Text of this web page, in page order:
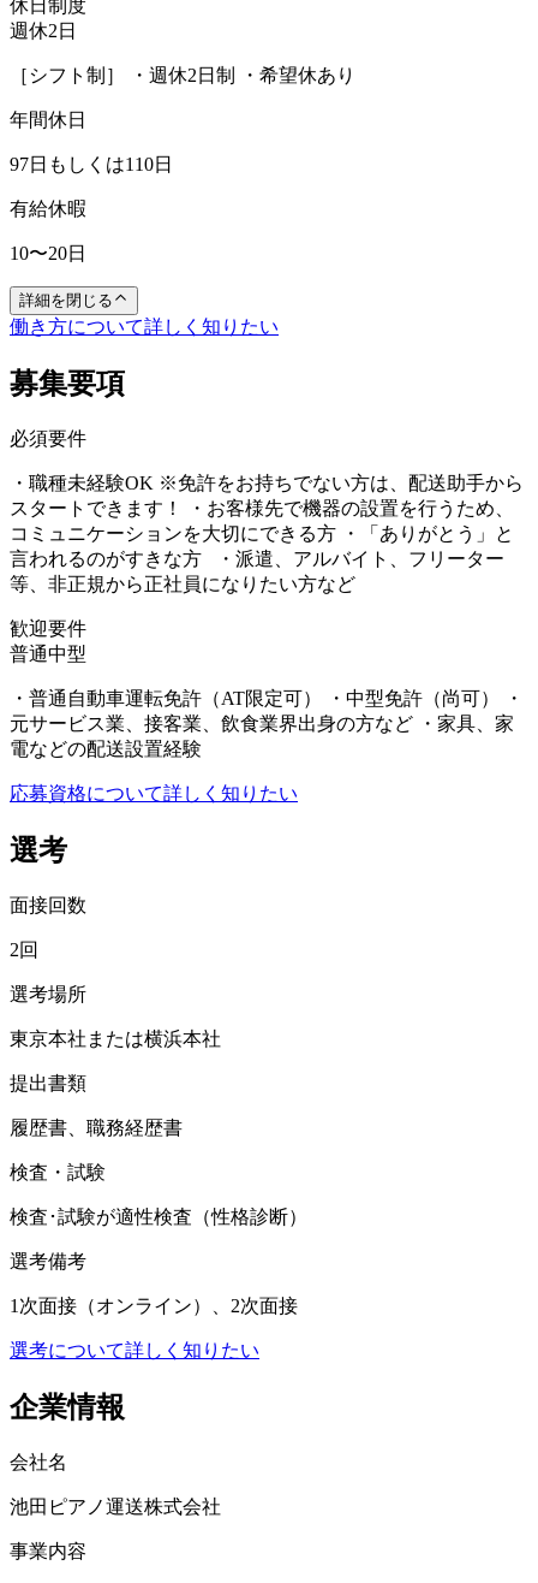
休日制度
週休2日
［シフト制］ ・週休2日制 ・希望休あり
年間休日
97日もしくは110日
有給休暇
10〜20日
詳細を閉じる
働き方について詳しく知りたい
募集要項
必須要件
・職種未経験OK ※免許をお持ちでない方は、配送助手から
スタートできます！ ・お客様先で機器の設置を行うため、
コミュニケーションを大切にできる方 ・「ありがとう」と
言われるのがすきな方 ・派遣、アルバイト、フリーター
等、非正規から正社員になりたい方など
歓迎要件
普通中型
・普通自動車運転免許（AT限定可） ・中型免許（尚可） ・
元サービス業、接客業、飲食業界出身の方など ・家具、家
電などの配送設置経験
応募資格について詳しく知りたい
選考
面接回数
2回
選考場所
東京本社または横浜本社
提出書類
履歴書、職務経歴書
検査・試験
検査･試験が適性検査（性格診断）
選考備考
1次面接（オンライン）、2次面接
選考について詳しく知りたい
企業情報
会社名
池田ピアノ運送株式会社
事業内容